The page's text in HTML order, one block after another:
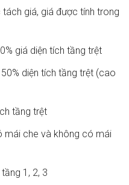
giá, giá được tính trong
giá diện tích tầng trệt
diện tích tầng trệt (cao
tầng trệt
mái che và không có mái
1, 2, 3